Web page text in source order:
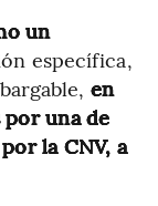
un
específica,
en
una de
la CNV, a